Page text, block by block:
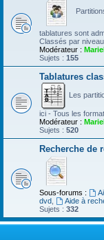
tablatures sont
Classés par niveau.
Modérateur :
Sujets : 155
Tablatures
Les
ici - Tous les
Modérateur :
Sujets : 520
Recherche de
Sous-forums :
dvd
Aide à
Sujets : 332